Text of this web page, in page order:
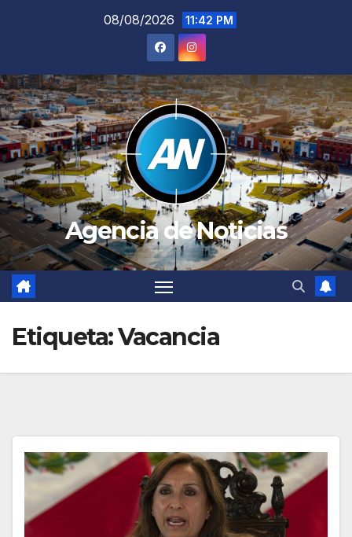
08/08/2026 11:42 PM
Agencia de Noticias
Etiqueta:Vacancia